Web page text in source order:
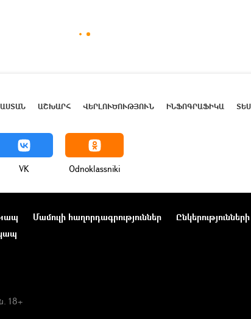
ԱՇԽԱՐՀ ՎԵՐԼՈՒԾՈՒԹՅՈՒՆ ԻՆՖՈԳՐԱՖԻԿԱ
VK Odnoklassniki
Մամուլի հաղորդագրություններ
18+